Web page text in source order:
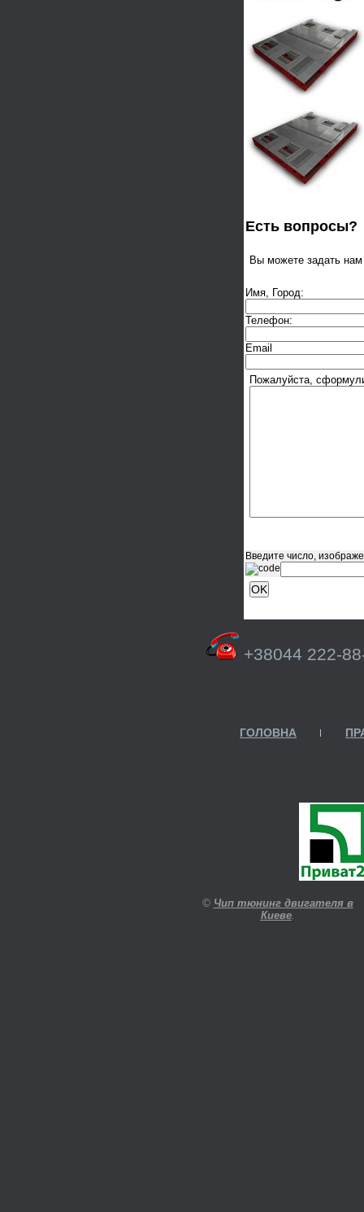
Есть вопросы?
Вы можете задать
Имя, Город:
Телефон:
Email
Пожалуйста,
Введите число,
+38044 222-
ГОЛОВНА
© Чип тюнинг двигателя в
Киеве.